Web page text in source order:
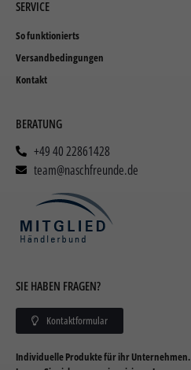
SERVICE
So funktionierts
Versandbedingungen
Kontakt
BERATUNG
+49 40 22861428
team@naschfreunde.de
SIE HABEN FRAGEN?
Kontaktformular
Individuelle Produkte für ihr Unternehmen.